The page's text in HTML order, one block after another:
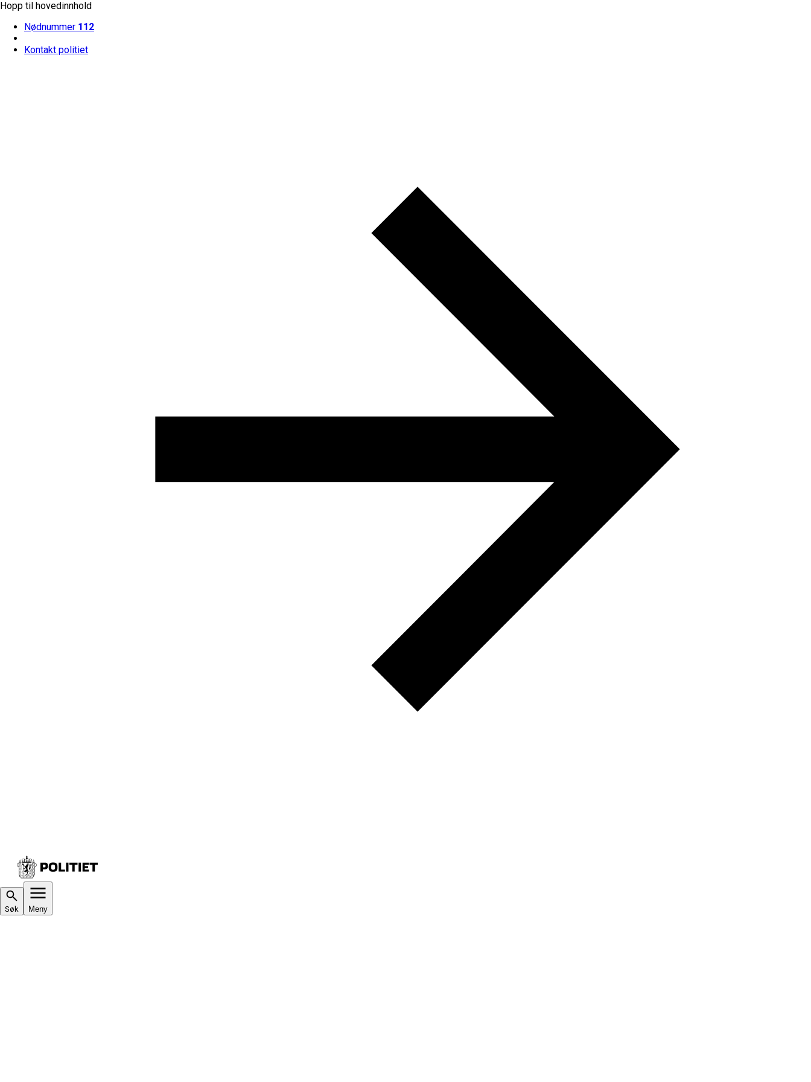
Hopp til hovedinnhold
Nødnummer 112
Kontakt politiet
Søk Meny